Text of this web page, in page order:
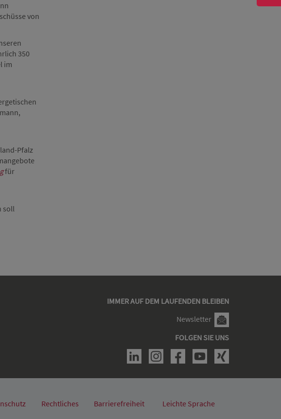
von
350
im
Pfalz
für
soll
IMMER AUF DEM LAUFENDEN BLEIBEN
Newsletter
FOLGEN SIE UNS
Rechtliches Barrierefreiheit Leichte Sprache